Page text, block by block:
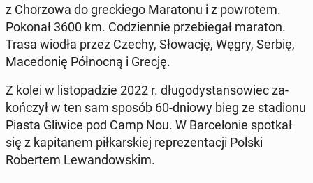
z Chor­zowa do greck­iego Mara­tonu i z powrotem.
Pokonał 3600 km. Codzi­en­nie prze­b­ie­gał maraton.
Trasa wiodła przez Czechy, Słowację, Węgry, Serbię,
Mace­donię Północ­ną i Grecję.
Z kolei w listopadzie 2022 r. dłu­godys­tan­sowiec za­
kończył w ten sam sposób 60-dniowy bieg ze sta­dionu
Piasta Gliwice pod Camp Nou. W Barcelonie spotkał
się z kap­i­tanem piłkarskiej reprezen­tacji Polski
Robertem Lewandowskim.